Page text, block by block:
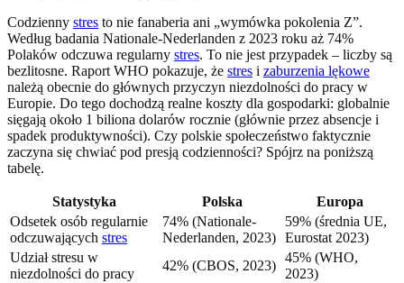
Codzienny stres to nie fanaberia ani „wymówka pokolenia Z”.
Według badania Nationale-Nederlanden z 2023 roku aż 74%
Polaków odczuwa regularny stres. To nie jest przypadek – liczby są
bezlitosne. Raport WHO pokazuje, że stres i zaburzenia lękowe
należą obecnie do głównych przyczyn niezdolności do pracy w
Europie. Do tego dochodzą realne koszty dla gospodarki: globalnie
sięgają około 1 biliona dolarów rocznie (głównie przez absencje i
spadek produktywności). Czy polskie społeczeństwo faktycznie
zaczyna się chwiać pod presją codzienności? Spójrz na poniższą
tabelę.
Statystyka Polska
Europa
Odsetek osób regularnie
odczuwających stres
74% (Nationale-
Nederlanden, 2023)
59% (średnia UE,
Eurostat 2023)
Udział stresu w
niezdolności do pracy
42% (CBOS, 2023)
45% (WHO,
2023)